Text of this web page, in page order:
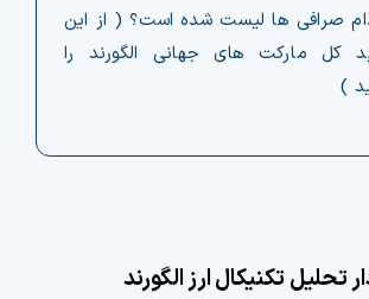
صرافی ها لیست شده است؟ ( از این
کل مارکت های جهانی الگورند را
)
تحلیل تکنیکال ارز الگورند